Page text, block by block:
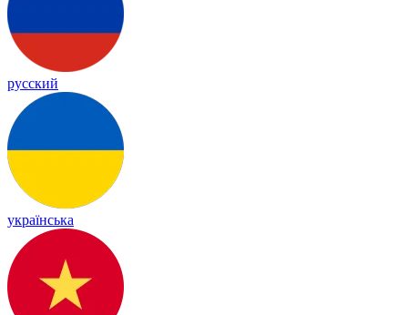
русский
українська